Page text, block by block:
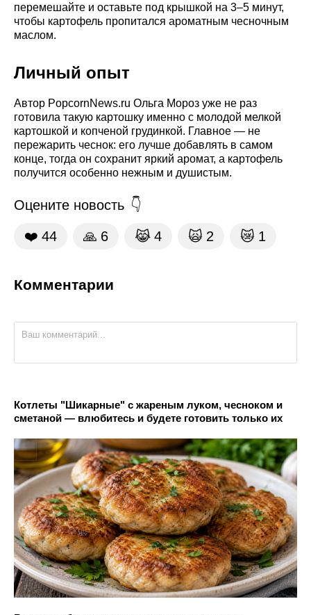
перемешайте и оставьте под крышкой на 3–5 минут,
чтобы картофель пропитался ароматным чесночным
маслом.
Личный опыт
Автор PopcornNews.ru Ольга Мороз уже не раз
готовила такую картошку именно с молодой мелкой
картошкой и копченой грудинкой. Главное — не
пережарить чеснок: его лучше добавлять в самом
конце, тогда он сохранит яркий аромат, а картофель
получится особенно нежным и душистым.
Оцените новость
❤️ 44 🙏 6 😹 4 🙀 2 😿 1
Комментарии
Котлеты "Шикарные" с жареным луком, чесноком и
сметаной — влюбитесь и будете готовить только их